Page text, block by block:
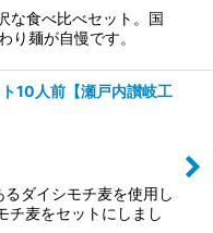
な食べ比べセット。国
り麺が自慢です。
10人前【瀬戸内讃岐工
ダイシモチ麦を使用し
チ麦をセットにしまし